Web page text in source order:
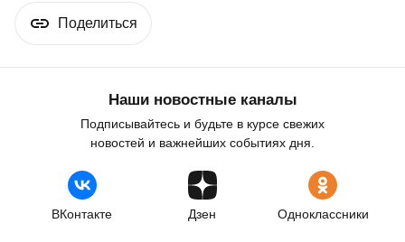
Поделиться
Наши новостные каналы
Подписывайтесь и будьте в курсе свежих
новостей и важнейших событиях дня.
ВКонтакте Дзен Одноклассники